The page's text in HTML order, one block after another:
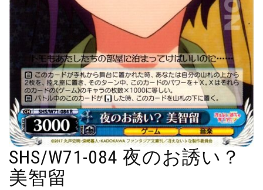
SHS/W71-084 夜のお誘い？
美智留